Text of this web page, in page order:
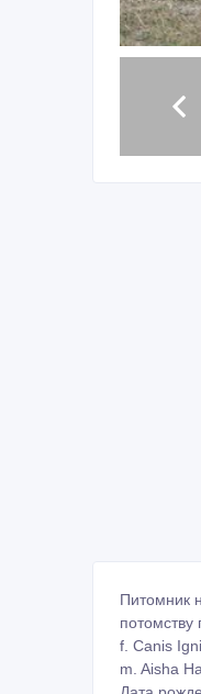
Питомник
потомству
f. Canis
m. Aisha